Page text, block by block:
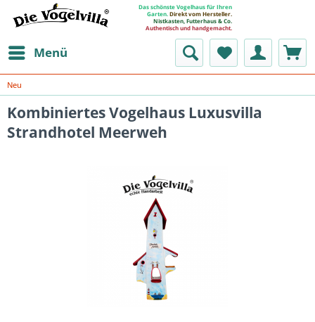
Das schönste Vogelhaus für Ihren
Garten. Direkt vom Hersteller.
Nistkasten, Futterhaus & Co.
Authentisch und handgemacht.
Menü
Neu
Kombiniertes Vogelhaus Luxusvilla
Strandhotel Meerweh